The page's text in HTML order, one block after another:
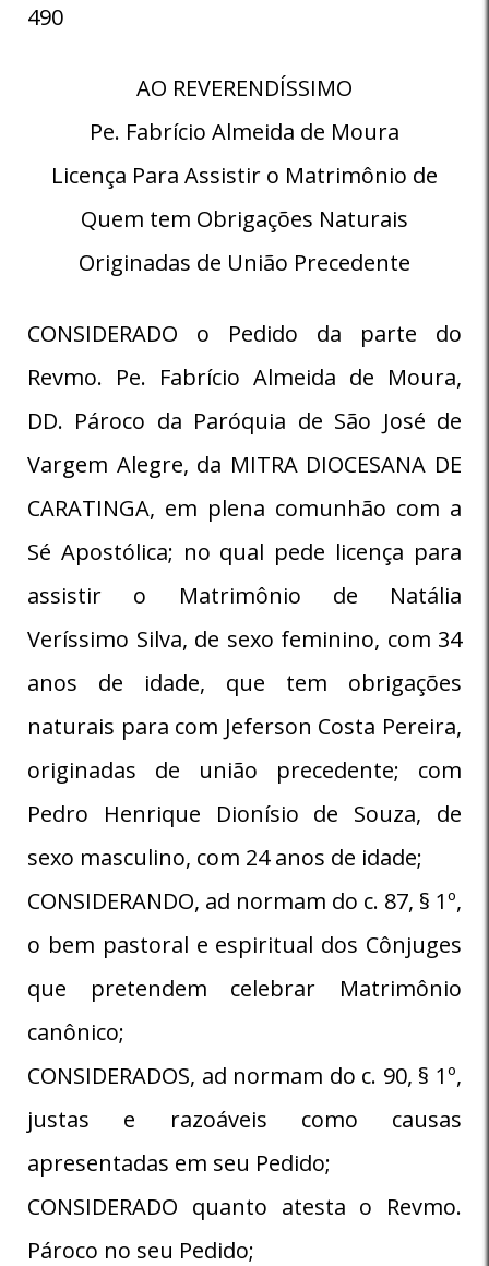
490
AO REVERENDÍSSIMO
Pe. Fabrício Almeida de Moura
Licença Para Assistir o Matrimônio de
Quem tem Obrigações Naturais
Originadas de União Precedente
CONSIDERADO o Pedido da parte do
Revmo. Pe. Fabrício Almeida de Moura,
DD. Pároco da Paróquia de São José de
Vargem Alegre, da MITRA DIOCESANA DE
CARATINGA, em plena comunhão com a
Sé Apostólica; no qual pede licença para
assistir o Matrimônio de Natália
Veríssimo Silva, de sexo feminino, com 34
anos de idade, que tem obrigações
naturais para com Jeferson Costa Pereira,
originadas de união precedente; com
Pedro Henrique Dionísio de Souza, de
sexo masculino, com 24 anos de idade;
CONSIDERANDO, ad normam do c. 87, § 1º,
o bem pastoral e espiritual dos Cônjuges
que pretendem celebrar Matrimônio
canônico;
CONSIDERADOS, ad normam do c. 90, § 1º,
justas e razoáveis como causas
apresentadas em seu Pedido;
CONSIDERADO quanto atesta o Revmo.
Pároco no seu Pedido;